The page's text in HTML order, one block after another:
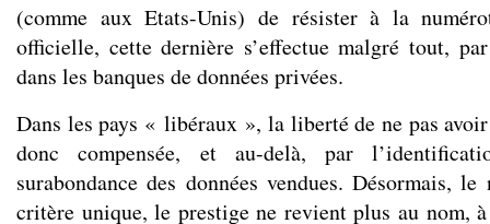
(comme aux Etats-Unis) de résister à la
officielle, cette dernière s’effectue malgré tout,
dans les banques de données privées.
Dans les pays « libéraux », la liberté de ne pas
donc compensée, et au-delà, par
surabondance des données vendues. Désormais,
critère unique, le prestige ne revient plus au nom,